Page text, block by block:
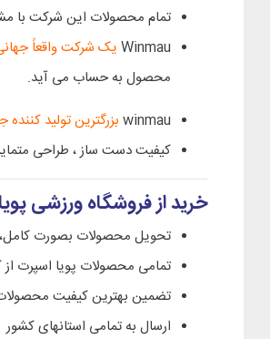
تمام محصولات این شرکت با
Winmau یک شرکت واقعاً
محصول به حساب می آید.
winmau بزرگترین تولید کننده
کیفیت دست ساز ، طراحی
خرید از فروشگاه ورزشی
تحویل محصولات بصورت
تمامی محصولات پویا اسپرت از
تضمین بهترین کیفیت
ارسال به تمامی استانهای کشور